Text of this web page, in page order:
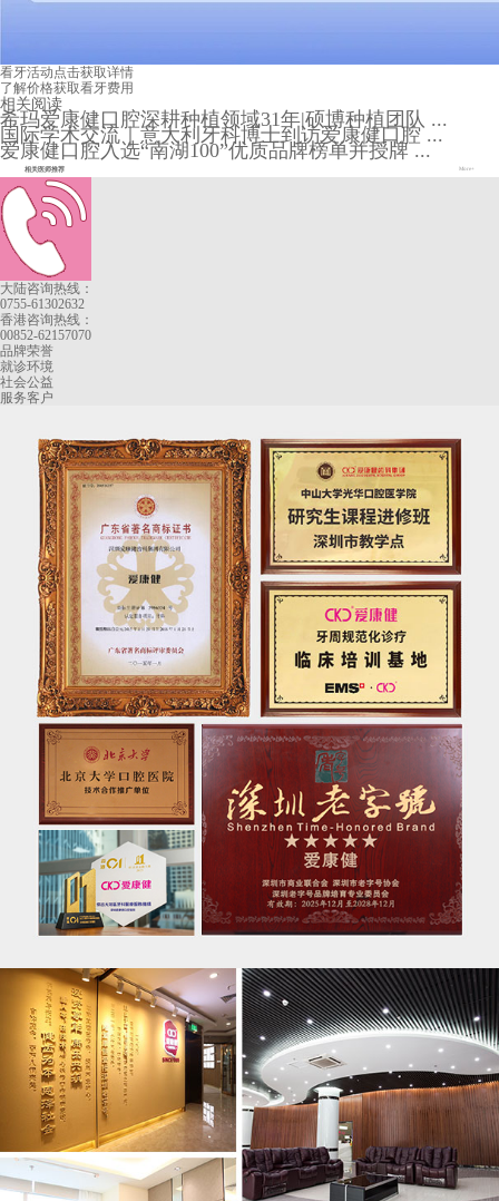
看牙活动点击获取详情
了解价格获取看牙费用
相关阅读
希玛爱康健口腔深耕种植领域31年|硕博种植团队 ...
国际学术交流｜意大利牙科博士到访爱康健口腔 ...
爱康健口腔入选“南湖100”优质品牌榜单并授牌 ...
相关医师推荐 More+
大陆咨询热线：
0755-61302632
香港咨询热线：
00852-62157070
品牌荣誉
就诊环境
社会公益
服务客户